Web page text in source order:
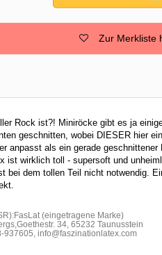
Zur Merkliste
Rock ist?! Miniröcke gibt es ja
geschnitten, wobei DIESER hier
anpasst als ein gerade
ist wirklich toll - supersoft und
bei dem tollen Teil nicht notwendig.
(eingetragene Marke)
34, 65232 Taunusstein
937605, info@faszinationlatex.com